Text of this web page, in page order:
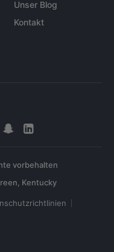
Unser Blog
Kontakt
vorbehalten